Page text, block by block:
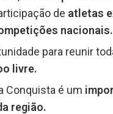
de atletas
nacionais.
para reunir
livre.
Conquista é um
região.